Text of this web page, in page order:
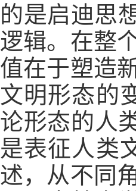
的是启迪思
逻辑。在整
值在于塑造
文明形态的
论形态的人
是表征人类
述，从不同